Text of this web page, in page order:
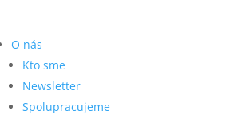
O nás
Kto sme
Newsletter
Spolupracujeme